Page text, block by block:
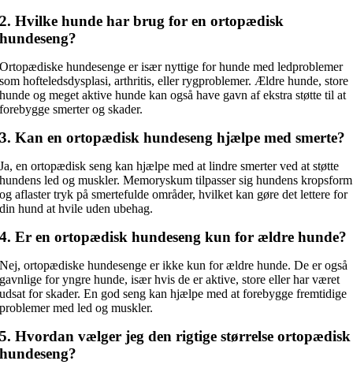
2. Hvilke hunde har brug for en ortopædisk
hundeseng?
Ortopædiske hundesenge er især nyttige for hunde med ledproblemer
som hofteledsdysplasi, arthritis, eller rygproblemer. Ældre hunde, store
hunde og meget aktive hunde kan også have gavn af ekstra støtte til at
forebygge smerter og skader.
3. Kan en ortopædisk hundeseng hjælpe med smerte?
Ja, en ortopædisk seng kan hjælpe med at lindre smerter ved at støtte
hundens led og muskler. Memoryskum tilpasser sig hundens kropsform
og aflaster tryk på smertefulde områder, hvilket kan gøre det lettere for
din hund at hvile uden ubehag.
4. Er en ortopædisk hundeseng kun for ældre hunde?
Nej, ortopædiske hundesenge er ikke kun for ældre hunde. De er også
gavnlige for yngre hunde, især hvis de er aktive, store eller har været
udsat for skader. En god seng kan hjælpe med at forebygge fremtidige
problemer med led og muskler.
5. Hvordan vælger jeg den rigtige størrelse ortopædisk
hundeseng?